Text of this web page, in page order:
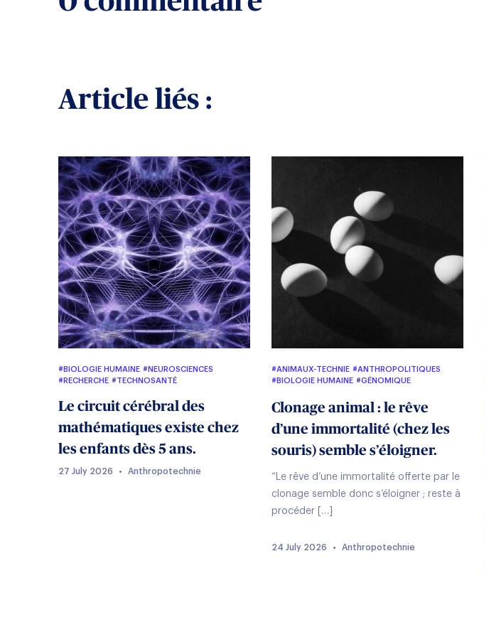
Article liés :
#BIOLOGIE HUMAINE #NEUROSCIENCES
#RECHERCHE #TECHNOSANTÉ
Le circuit cérébral des
mathématiques existe chez
les enfants dès 5 ans.
27 July 2026 • Anthropotechnie
#ANIMAUX-TECHNIE #ANTHROPOLITIQUES
#BIOLOGIE HUMAINE #GÉNOMIQUE
#PROCRÉATION ASSISTÉE
#RECHERCHE
#SCIENCE-FICTION #TECHNOSANTÉ
#TRANSHUMANISME
Clonage animal : le rêve
d’une immortalité (chez les
souris) semble s’éloigner.
“Le rêve d’une immortalité offerte par le
clonage semble donc s’éloigner ; reste à
procéder […]
24 July 2026 • Anthropotechnie